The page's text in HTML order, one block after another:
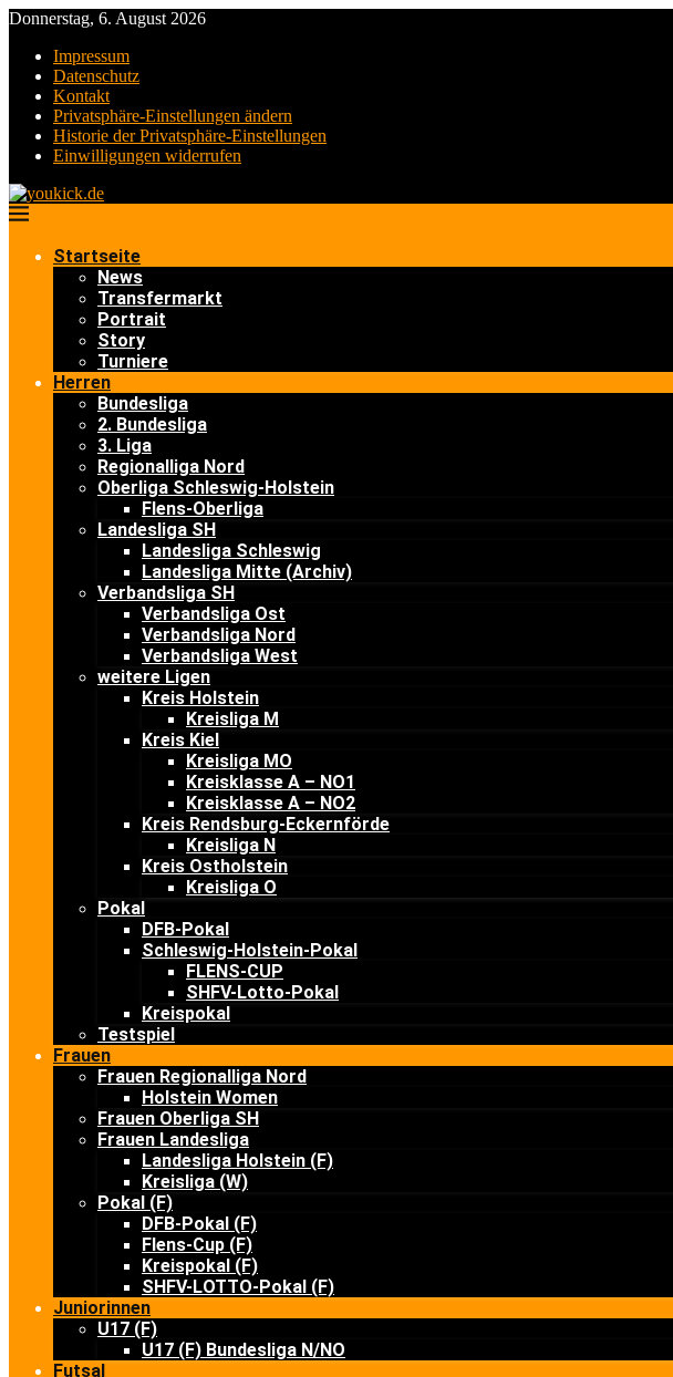
Donnerstag, 6. August 2026
Impressum
Datenschutz
Kontakt
Privatsphäre-Einstellungen ändern
Historie der Privatsphäre-Einstellungen
Einwilligungen widerrufen
Startseite
News
Transfermarkt
Portrait
Story
Turniere
Herren
Bundesliga
2. Bundesliga
3. Liga
Regionalliga Nord
Oberliga Schleswig-Holstein
Flens-Oberliga
Landesliga SH
Landesliga Schleswig
Landesliga Mitte (Archiv)
Verbandsliga SH
Verbandsliga Ost
Verbandsliga Nord
Verbandsliga West
weitere Ligen
Kreis Holstein
Kreisliga M
Kreis Kiel
Kreisliga MO
Kreisklasse A – NO1
Kreisklasse A – NO2
Kreis Rendsburg-Eckernförde
Kreisliga N
Kreis Ostholstein
Kreisliga O
Pokal
DFB-Pokal
Schleswig-Holstein-Pokal
FLENS-CUP
SHFV-Lotto-Pokal
Kreispokal
Testspiel
Frauen
Frauen Regionalliga Nord
Holstein Women
Frauen Oberliga SH
Frauen Landesliga
Landesliga Holstein (F)
Kreisliga (W)
Pokal (F)
DFB-Pokal (F)
Flens-Cup (F)
Kreispokal (F)
SHFV-LOTTO-Pokal (F)
Juniorinnen
U17 (F)
U17 (F) Bundesliga N/NO
Futsal